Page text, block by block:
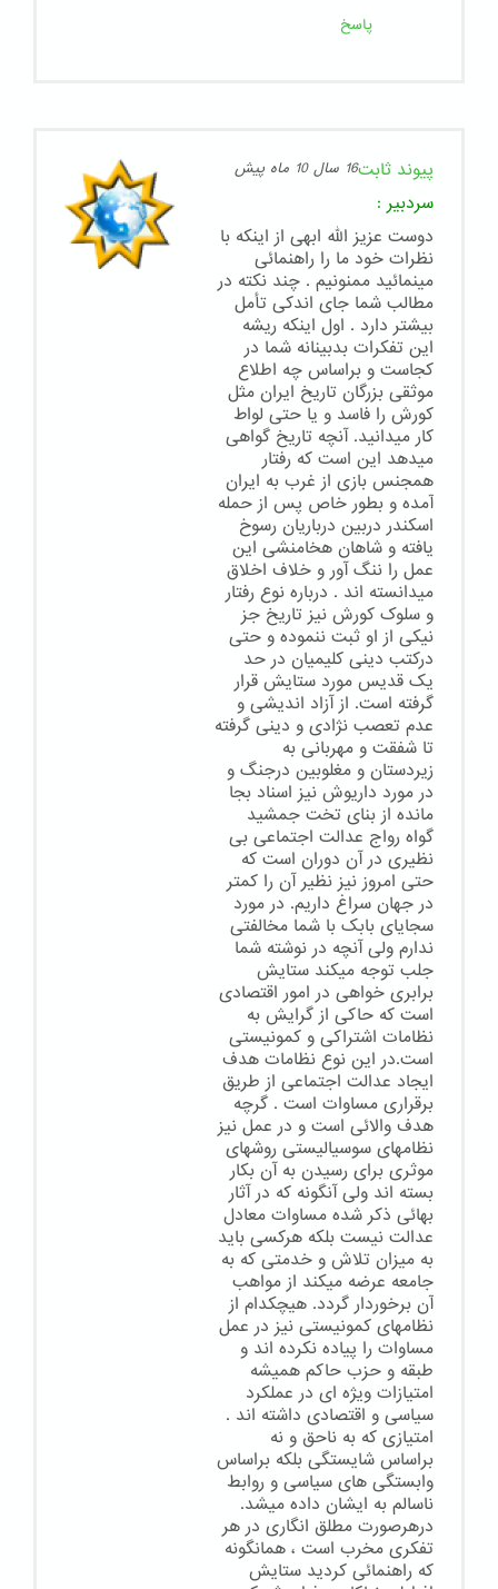
پاسخ
پیوند ثابت16 سال 10 ماه پیش
سردبیر :
دوست عزیز الله ابهی از اینکه با
نظرات خود ما را راهنمائی
مینمائید ممنونیم . چند نکته در
مطالب شما جای اندکی تأمل
بیشتر دارد . اول اینکه ریشه
این تفکرات بدبینانه شما در
کجاست و براساس چه اطلاع
موثقی بزرگان تاریخ ایران مثل
کورش را فاسد و یا حتی لواط
کار میدانید. آنچه تاریخ گواهی
میدهد این است که رفتار
همجنس بازی از غرب به ایران
آمده و بطور خاص پس از حمله
اسکندر دربین درباریان رسوخ
یافته و شاهان هخامنشی این
عمل را ننگ آور و خلاف اخلاق
میدانسته اند . درباره نوع رفتار
و سلوک کورش نیز تاریخ جز
نیکی از او ثبت ننموده و حتی
درکتب دینی کلیمیان در حد
یک قدیس مورد ستایش قرار
گرفته است. از آزاد اندیشی و
عدم تعصب نژادی و دینی گرفته
تا شفقت و مهربانی به
زیردستان و مغلوبین درجنگ و
در مورد داریوش نیز اسناد بجا
مانده از بنای تخت جمشید
گواه رواج عدالت اجتماعی بی
نظیری در آن دوران است که
حتی امروز نیز نظیر آن را کمتر
در جهان سراغ داریم. در مورد
سجایای بابک با شما مخالفتی
ندارم ولی آنچه در نوشته شما
جلب توجه میکند ستایش
برابری خواهی در امور اقتصادی
است که حاکی از گرایش به
نظامات اشتراکی و کمونیستی
است.در این نوع نظامات هدف
ایجاد عدالت اجتماعی از طریق
برقراری مساوات است . گرچه
هدف والائی است و در عمل نیز
نظامهای سوسیالیستی روشهای
موثری برای رسیدن به آن بکار
بسته اند ولی آنگونه که در آثار
بهائی ذکر شده مساوات معادل
عدالت نیست بلکه هرکسی باید
به میزان تلاش و خدمتی که به
جامعه عرضه میکند از مواهب
آن برخوردار گردد. هیچکدام از
نظامهای کمونیستی نیز در عمل
مساوات را پیاده نکرده اند و
طبقه و حزب حاکم همیشه
امتیازات ویژه ای در عملکرد
سیاسی و اقتصادی داشته اند .
امتیازی که به ناحق و نه
براساس شایستگی بلکه براساس
وابستگی های سیاسی و روابط
ناسالم به ایشان داده میشد.
درهرصورت مطلق انگاری در هر
تفکری مخرب است ، همانگونه
که راهنمائی کردید ستایش